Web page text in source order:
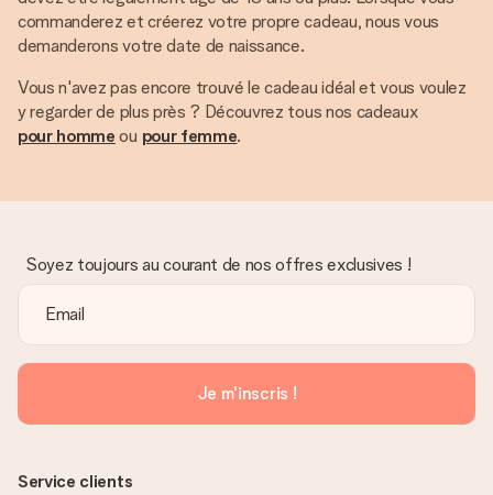
commanderez et créerez votre propre cadeau, nous vous
demanderons votre date de naissance.
Vous n'avez pas encore trouvé le cadeau idéal et vous voulez
y regarder de plus près ? Découvrez tous nos cadeaux
pour homme ou pour femme.
Soyez toujours au courant de nos offres exclusives !
Je m'inscris !
Service clients